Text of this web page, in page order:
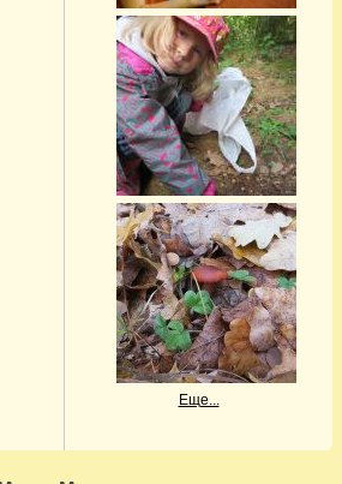
Еще...